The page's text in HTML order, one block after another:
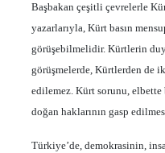
Başbakan çeşitli çevrelerle
yazarlarıyla, Kürt basın
görüşebilmelidir. Kürtlerin
görüşmelerde, Kürtlerden de
edilemez. Kürt sorunu,
doğan haklarının gasp
Türkiye’de, demokrasinin,